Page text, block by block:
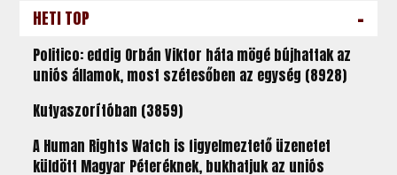
HETI TOP -
Politico: eddig Orbán Viktor háta mögé bújhattak az
uniós államok, most szétesőben az egység (8928)
Kutyaszorítóban (3859)
A Human Rights Watch is figyelmeztető üzenetet
küldött Magyar Péteréknek, bukhatjuk az uniós